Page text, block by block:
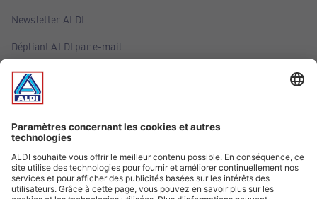
Newsletter ALDI
Dépliant ALDI par e-mail
Offres
Infos essentielles
Suivez ALDI Belgique